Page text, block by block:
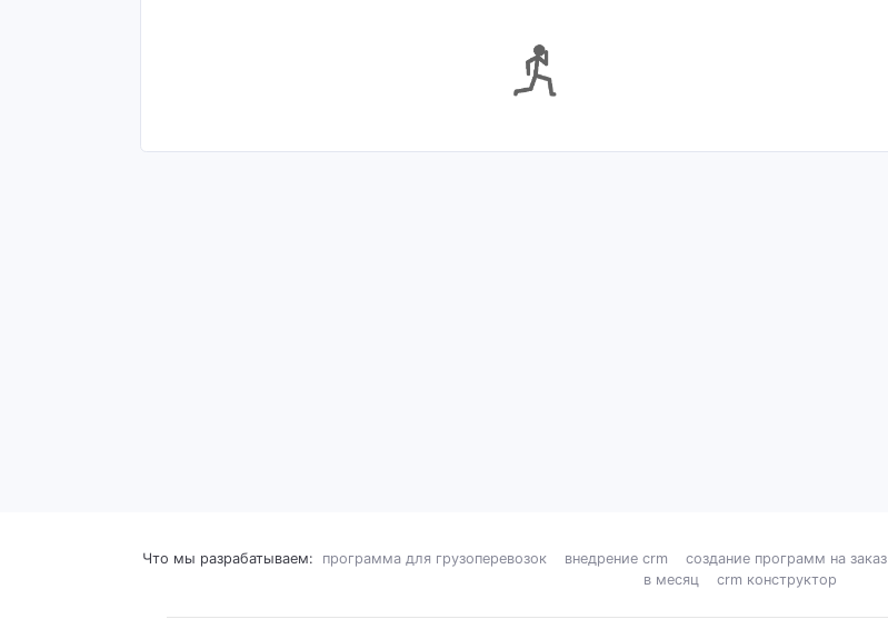
Что мы разрабатываем: программа для грузоперевозок внедрение crm создание программ на заказ
в месяц
crm конструктор